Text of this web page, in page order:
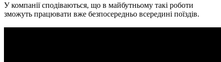
У компанії сподіваються, що в майбутньому такі роботи
зможуть працювати вже безпосередньо всередині поїздів.